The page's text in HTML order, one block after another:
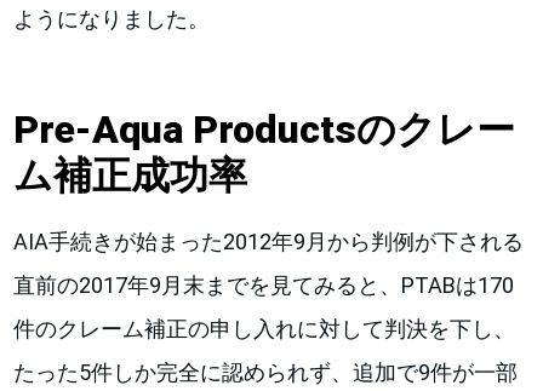
ようになりました。
Pre-Aqua Productsのクレー
ム補正成功率
AIA手続きが始まった2012年9月から判例が下される
直前の2017年9月末までを見てみると、PTABは170
件のクレーム補正の申し入れに対して判決を下し、
たった5件しか完全に認められず、追加で9件が一部